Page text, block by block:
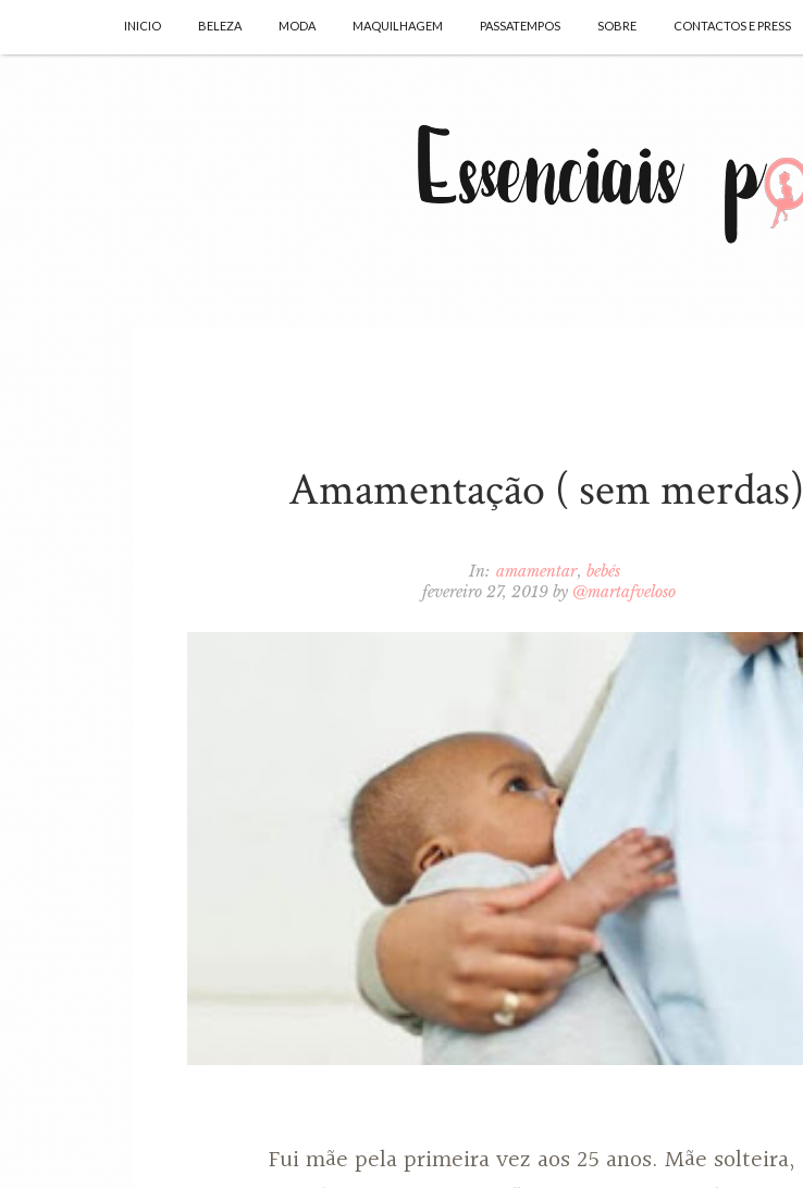
INICIO BELEZA MODA MAQUILHAGEM PASSATEMPOS SOBRE CONTACTOS E PRESS
Amamentação ( sem merdas)
In: amamentar bebés
fevereiro 27, 2019by @martafveloso
Fui mãe pela primeira vez aos 25 anos. Mãe solteira,